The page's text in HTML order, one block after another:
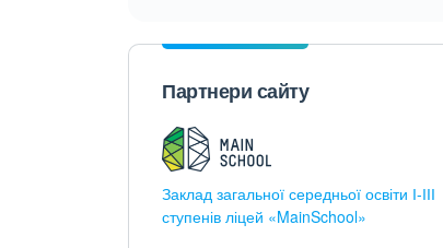
Партнери сайту
Заклад загальної середньої освіти І-ІІІ
ступенів ліцей «MainSchool»